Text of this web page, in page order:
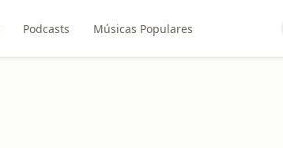
Podcasts Músicas Populares